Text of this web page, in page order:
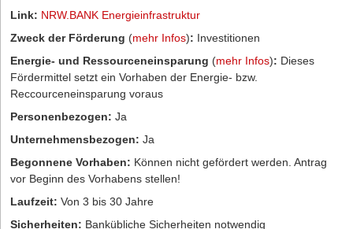
Link: NRW.BANK Energieinfrastruktur
Zweck der Förderung (mehr Infos): Investitionen
Energie- und Ressourceneinsparung (mehr Infos): Dieses
Fördermittel setzt ein Vorhaben der Energie- bzw.
Reccourceneinsparung voraus
Personenbezogen: Ja
Unternehmensbezogen: Ja
Begonnene Vorhaben: Können nicht gefördert werden. Antrag
vor Beginn des Vorhabens stellen!
Laufzeit: Von 3 bis 30 Jahre
Sicherheiten: Bankübliche Sicherheiten notwendig